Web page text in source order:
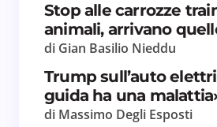
Stop alle carrozze
animali, arrivano
di Gian Basilio Nieddu
Trump sull’auto
guida ha una
di Massimo Degli Esposti